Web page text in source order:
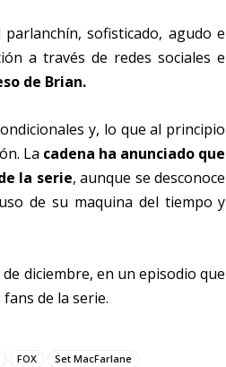
sofisticado, agudo e
a través de redes sociales e
de Brian.
y, lo que al principio
La cadena ha anunciado que
la serie, aunque se desconoce
de su maquina del tiempo y
de diciembre, en un episodio que
de la serie.
FOX
Set MacFarlane